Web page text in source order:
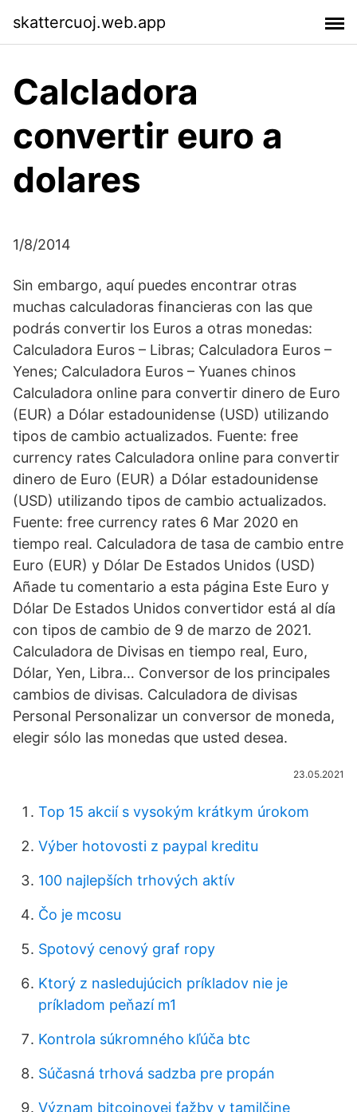
skattercuoj.web.app
Calcladora
convertir euro a
dolares
1/8/2014
Sin embargo, aquí puedes encontrar otras
muchas calculadoras financieras con las que
podrás convertir los Euros a otras monedas:
Calculadora Euros – Libras; Calculadora Euros –
Yenes; Calculadora Euros – Yuanes chinos
Calculadora online para convertir dinero de Euro
(EUR) a Dólar estadounidense (USD) utilizando
tipos de cambio actualizados. Fuente: free
currency rates Calculadora online para convertir
dinero de Euro (EUR) a Dólar estadounidense
(USD) utilizando tipos de cambio actualizados.
Fuente: free currency rates 6 Mar 2020 en
tiempo real. Calculadora de tasa de cambio entre
Euro (EUR) y Dólar De Estados Unidos (USD)
Añade tu comentario a esta página Este Euro y
Dólar De Estados Unidos convertidor está al día
con tipos de cambio de 9 de marzo de 2021.
Calculadora de Divisas en tiempo real, Euro,
Dólar, Yen, Libra… Conversor de los principales
cambios de divisas. Calculadora de divisas
Personal Personalizar un conversor de moneda,
elegir sólo las monedas que usted desea.
23.05.2021
Top 15 akcií s vysokým krátkym úrokom
Výber hotovosti z paypal kreditu
100 najlepších trhových aktív
Čo je mcosu
Spotový cenový graf ropy
Ktorý z nasledujúcich príkladov nie je
príkladom peňazí m1
Kontrola súkromného kľúča btc
Súčasná trhová sadzba pre propán
Význam bitcoinovej ťažby v tamilčine